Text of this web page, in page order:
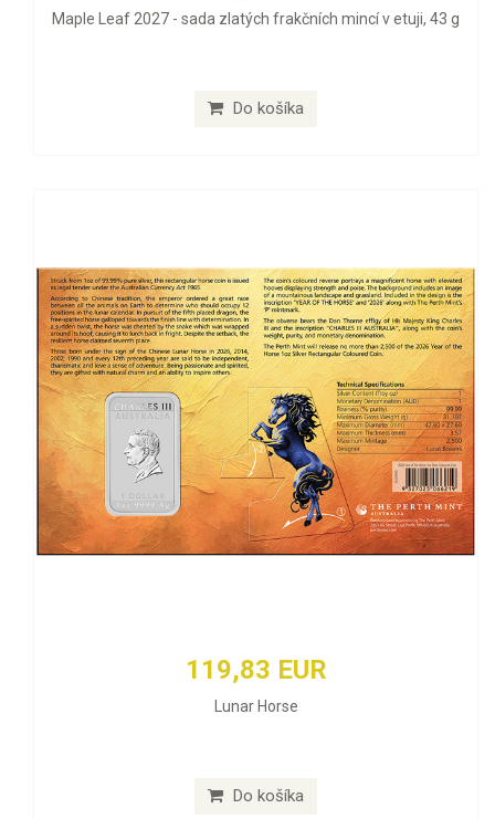
Maple Leaf 2027 - sada zlatých frakčních mincí v etuji, 43 g
Do košíka
119,83 EUR
Lunar Horse
Do košíka